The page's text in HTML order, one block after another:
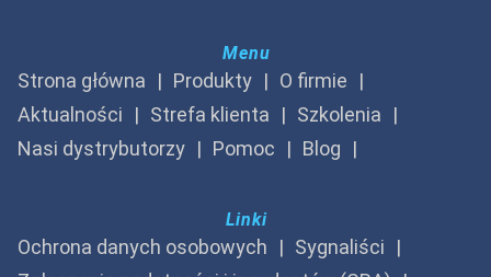
Menu
Strona główna Produkty
O firmie
Aktualności
Strefa klienta
Szkolenia
Nasi dystrybutorzy
Pomoc Blog
Linki
Ochrona danych osobowych
Sygnaliści